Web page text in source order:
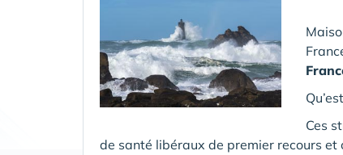
Ces
de santé libéraux de premier recours et